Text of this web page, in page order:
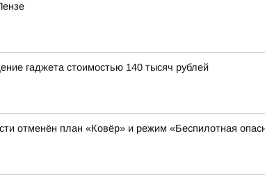
гаджета стоимостью 140 тысяч рублей
отменён план «Ковёр» и режим «Беспилотная